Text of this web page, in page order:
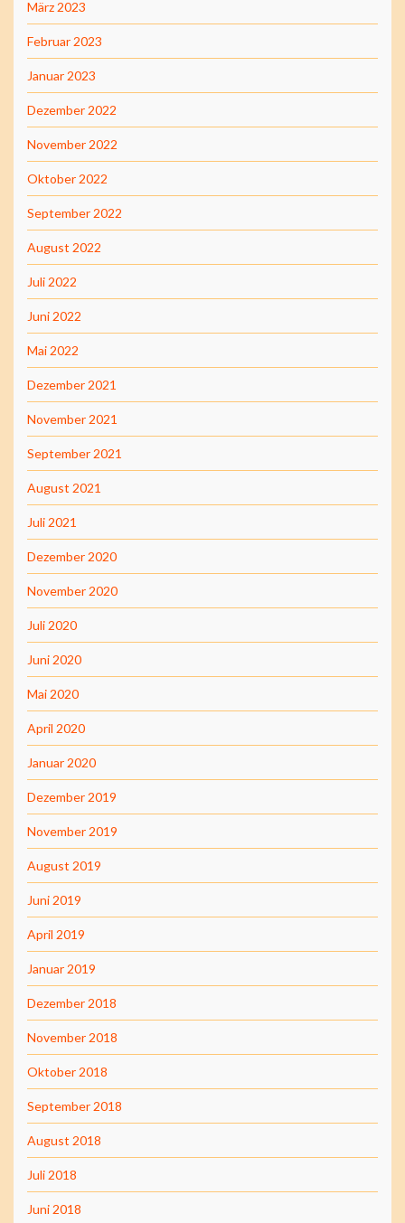
März 2023
Februar 2023
Januar 2023
Dezember 2022
November 2022
Oktober 2022
September 2022
August 2022
Juli 2022
Juni 2022
Mai 2022
Dezember 2021
November 2021
September 2021
August 2021
Juli 2021
Dezember 2020
November 2020
Juli 2020
Juni 2020
Mai 2020
April 2020
Januar 2020
Dezember 2019
November 2019
August 2019
Juni 2019
April 2019
Januar 2019
Dezember 2018
November 2018
Oktober 2018
September 2018
August 2018
Juli 2018
Juni 2018